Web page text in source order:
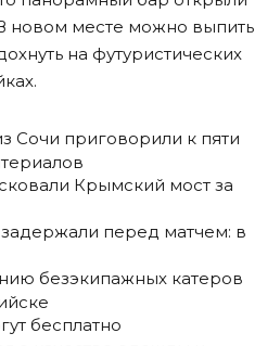
новом месте можно выпить
на футуристических
Сочи приговорили к пяти
Крымский мост за
перед матчем: в
безэкипажных катеров
бесплатно